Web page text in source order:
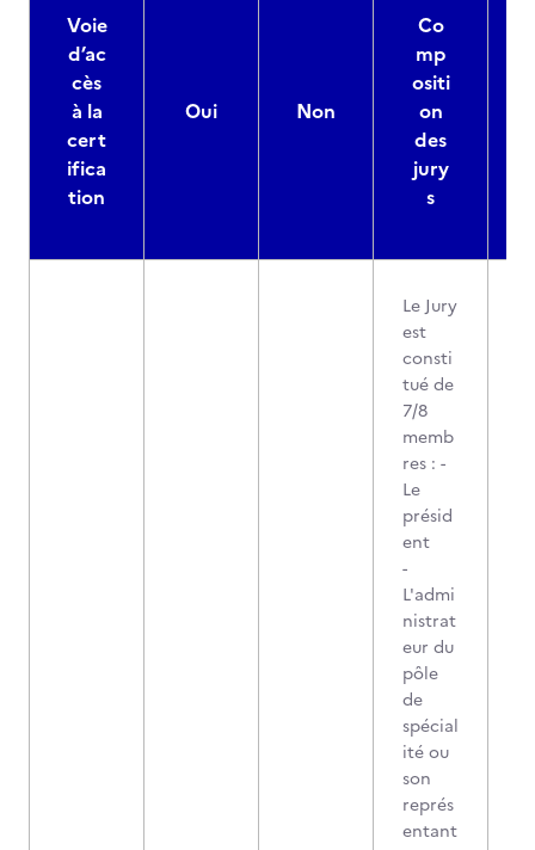
Voie
d’ac
cès
à la
cert
ifica
tion
Oui Non
Co
mp
ositi
on
des
jury
s
Le Jury
est
consti
tué de
7/8
memb
res : -
Le
présid
ent
-
L'admi
nistrat
eur du
pôle
de
spécial
ité ou
son
représ
entant